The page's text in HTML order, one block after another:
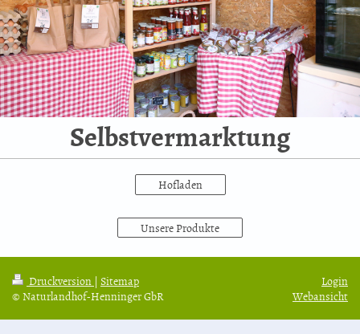
Selbstvermarktung
Hofladen
Unsere Produkte
Druckversion |Sitemap
© Naturlandhof-Henninger GbR
Login
Webansicht